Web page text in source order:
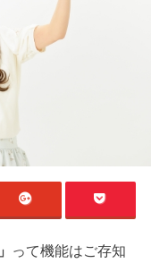
って機能はご存知